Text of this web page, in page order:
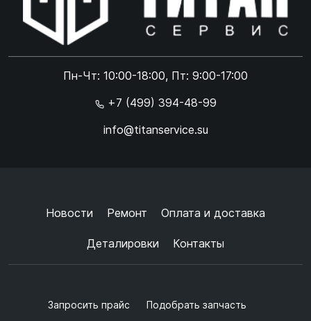
Пн-Чт: 10:00-18:00, Пт: 9:00-17:00
+7 (499) 394-48-99
info@titanservice.su
Новости Ремонт Оплата и доставка
Деталировки Контакты
Запросить прайс Подобрать запчасть
Online чат
Online чат